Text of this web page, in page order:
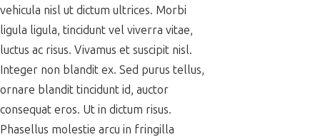
vehicula nisl ut dictum ultrices. Morbi
ligula ligula, tincidunt vel viverra vitae,
luctus ac risus. Vivamus et suscipit nisl.
Integer non blandit ex. Sed purus tellus,
ornare blandit tincidunt id, auctor
consequat eros. Ut in dictum risus.
Phasellus molestie arcu in fringilla